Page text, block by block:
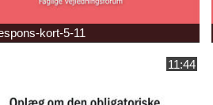
kort-5-11
11:44